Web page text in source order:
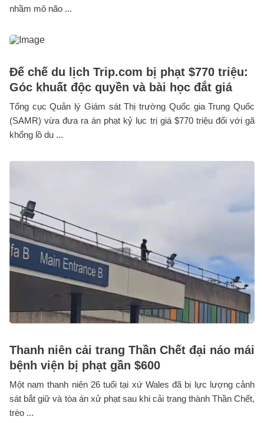
nhầm mô não ...
Đế chế du lịch Trip.com bị phạt $770 triệu:
Góc khuất độc quyền và bài học đắt giá
Tổng cục Quản lý Giám sát Thị trường Quốc gia Trung Quốc
(SAMR) vừa đưa ra án phạt kỷ lục trị giá $770 triệu đối với gã
khổng lồ du ...
Thanh niên cải trang Thần Chết đại náo mái
bệnh viện bị phạt gần $600
Một nam thanh niên 26 tuổi tại xứ Wales đã bị lực lượng cảnh
sát bắt giữ và tòa án xử phạt sau khi cải trang thành Thần Chết,
trèo ...